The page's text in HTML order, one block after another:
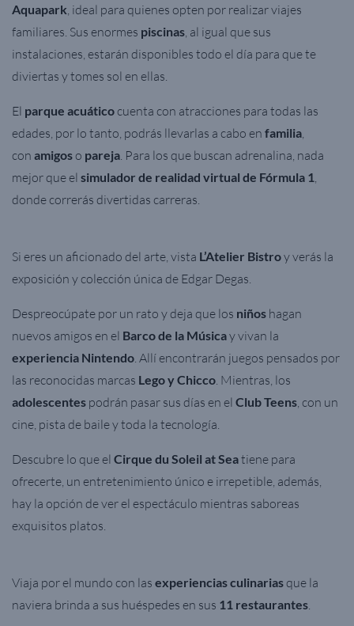
Aquapark , ideal para quienes opten por realizar viajes
familiares. Sus enormes piscinas , al igual que sus
instalaciones, estarán disponibles todo el día para que te
diviertas y tomes sol en ellas.
El parque acuático cuenta con atracciones para todas las
edades, por lo tanto, podrás llevarlas a cabo en familia
con amigos o pareja . Para los que buscan adrenalina, nada
mejor que el simulador de realidad virtual de Fórmula 1
donde correrás divertidas carreras.
Si eres un aficionado del arte, vista L’Atelier Bistroy verás la
exposición y colección única de Edgar Degas.
Despreocúpate por un rato y deja que los niños hagan
nuevos amigos en el Barco de la Músicay vivan la
experiencia Nintendo . Allí encontrarán juegos pensados por
las reconocidas marcas Lego y Chicco . Mientras, los
adolescentes podrán pasar sus días en el Club Teens , con un
cine, pista de baile y toda la tecnología.
Descubre lo que el Cirque du Soleil at Seatiene para
ofrecerte, un entretenimiento único e irrepetible, además,
hay la opción de ver el espectáculo mientras saboreas
exquisitos platos.
Viaja por el mundo con las experiencias culinariasque la
naviera brinda a sus huéspedes en sus 11 restaurantes